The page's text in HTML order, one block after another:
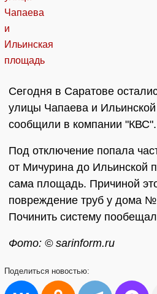
Сегодня в Саратове
улицы Чапаева и
сообщили в компании "КВС".
Под отключение попала
от Мичурина до Ильинской
сама площадь. Причиной
повреждение труб у дома
Починить систему
Фото: © sarinform.ru
Поделиться новостью: